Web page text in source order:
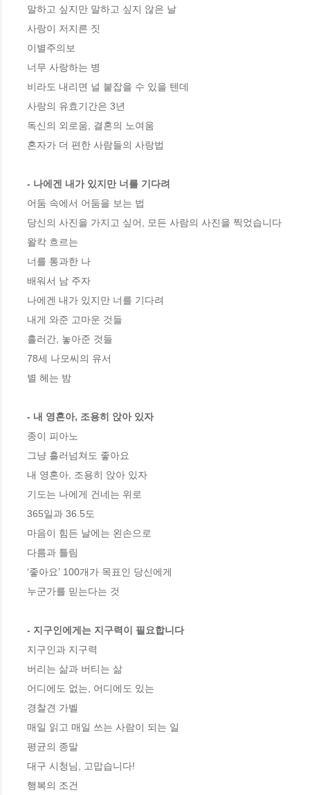
말하고 싶지만 말하고 싶지 않은 날
사랑이 저지른 짓
이별주의보
너무 사랑하는 병
비라도 내리면 널 붙잡을 수 있을 텐데
사랑의 유효기간은 3년
독신의 외로움, 결혼의 노여움
혼자가 더 편한 사람들의 사랑법
- 나에겐 내가 있지만 너를 기다려
어둠 속에서 어둠을 보는 법
당신의 사진을 가지고 싶어, 모든 사람의 사진을 찍었습니다
왈칵 흐르는
너를 통과한 나
배워서 남 주자
나에겐 내가 있지만 너를 기다려
내게 와준 고마운 것들
흘러간, 놓아준 것들
78세 나모씨의 유서
별 헤는 밤
- 내 영혼아, 조용히 앉아 있자
종이 피아노
그냥 흘러넘쳐도 좋아요
내 영혼아, 조용히 앉아 있자
기도는 나에게 건네는 위로
365일과 36.5도
마음이 힘든 날에는 왼손으로
다름과 틀림
‘좋아요’ 100개가 목표인 당신에게
누군가를 믿는다는 것
- 지구인에게는 지구력이 필요합니다
지구인과 지구력
버리는 삶과 버티는 삶
어디에도 없는, 어디에도 있는
경찰견 가벨
매일 읽고 매일 쓰는 사람이 되는 일
평균의 종말
대구 시청님, 고맙습니다!
행복의 조건